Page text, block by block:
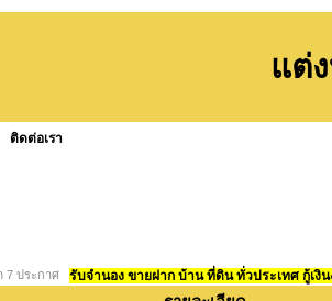
แต่
ติดต่อเรา
7 ประกาศ รับจำนอง ขายฝาก บ้าน ที่ดิน ทั่วประเทศ กู้เงิ